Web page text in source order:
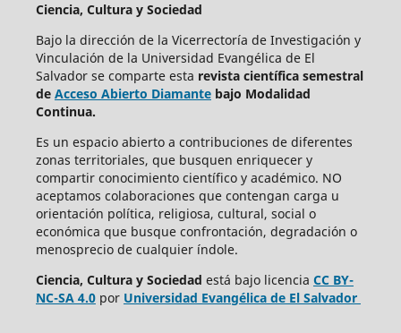
Ciencia, Cultura y Sociedad
Bajo la dirección de la Vicerrectoría de Investigación y
Vinculación de la Universidad Evangélica de El
Salvador se comparte esta revista científica semestral
de Acceso Abierto Diamantebajo Modalidad
Continua.
Es un espacio abierto a contribuciones de diferentes
zonas territoriales, que busquen enriquecer y
compartir conocimiento científico y académico. NO
aceptamos colaboraciones que contengan carga u
orientación política, religiosa, cultural, social o
económica que busque confrontación, degradación o
menosprecio de cualquier índole.
Ciencia, Cultura y Sociedad está bajo licencia CC BY-
NC-SA 4.0por Universidad Evangélica de El Salvador